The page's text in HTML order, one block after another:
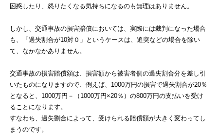
困惑したり、怒りたくなる気持ちになるのも無理はありません。
しかし、交通事故の損害賠償においては、実際には裁判になった場合
も、「過失割合が10対０」というケースは、追突などの場合を除い
て、なかなかありません。
交通事故の損害賠償額は、損害額から被害者側の過失割合分を差し引
いたものになりますので、例えば、1000万円の損害で過失割合が20％
となると、1000万円－（1000万円×20％）の800万円の支払いを受け
ることになります。
すなわち、過失割合によって、受けられる賠償額が大きく変わってし
まうのです。